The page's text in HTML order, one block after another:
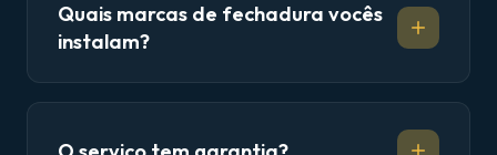
Quais marcas de fechadura vocês
instalam?